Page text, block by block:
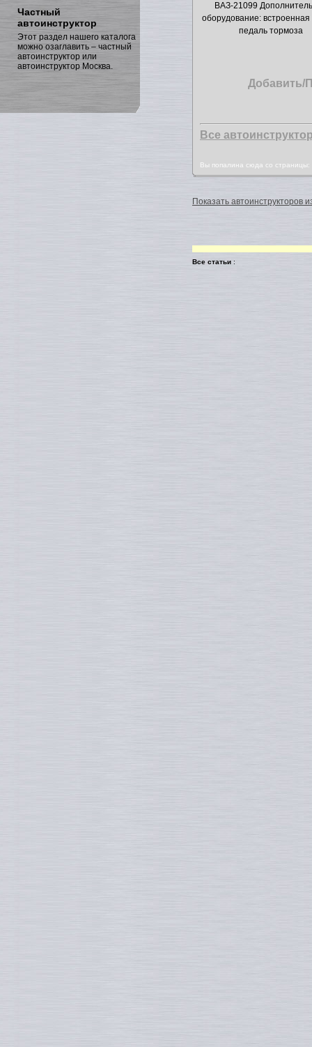
Частный
автоинструктор
Этот раздел нашего каталога
можно озаглавить – частный
автоинструктор или
автоинструктор Москва.
ВАЗ-21099
оборудование: встроенная
педаль тормоза
Добавить/
Все
Вы попалина сюда со
Показать автоинструкторов
Все статьи :